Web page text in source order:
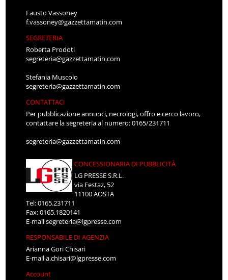
Fausto Vassoney
f.vassoney@gazzettamatin.com
SEGRETERIA
Roberta Prodoti
segreteria@gazzettamatin.com
Stefania Muscolo
segreteria@gazzettamatin.com
CONTATTACI
Per pubblicazione annunci, necrologi, offro e cerco lavoro,
contattare la segreteria al numero: 0165/231711
segreteria@gazzettamatin.com
CONCESSIONARIA DI PUBBLICITÀ
LG PRESSE S.R.L.
via Festaz, 52
11100 AOSTA
Tel: 0165.231711
Fax: 0165.1820141
E-mailsegreteria@lgpresse.com
RESPONSABILE DI AGENZIA
Arianna Gori Chisari
E-maila.chisari@lgpresse.com
Account